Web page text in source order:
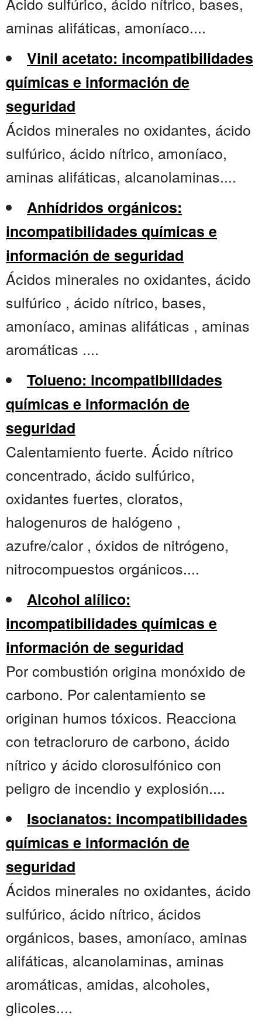
aminas alifáticas, amoníaco....
Vinil acetato: incompatibilidades
químicas e información de
seguridad
Ácidos minerales no oxidantes, ácido
sulfúrico, ácido nítrico, amoníaco,
aminas alifáticas, alcanolaminas....
Anhídridos orgánicos:
incompatibilidades químicas e
información de seguridad
Ácidos minerales no oxidantes, ácido
sulfúrico , ácido nítrico, bases,
amoníaco, aminas alifáticas , aminas
aromáticas ....
Tolueno: incompatibilidades
químicas e información de
seguridad
Calentamiento fuerte. Ácido nítrico
concentrado, ácido sulfúrico,
oxidantes fuertes, cloratos,
halogenuros de halógeno ,
azufre/calor , óxidos de nitrógeno,
nitrocompuestos orgánicos....
Alcohol alílico:
incompatibilidades químicas e
información de seguridad
Por combustión origina monóxido de
carbono. Por calentamiento se
originan humos tóxicos. Reacciona
con tetracloruro de carbono, ácido
nítrico y ácido clorosulfónico con
peligro de incendio y explosión....
Isocianatos: incompatibilidades
químicas e información de
seguridad
Ácidos minerales no oxidantes, ácido
sulfúrico, ácido nítrico, ácidos
orgánicos, bases, amoníaco, aminas
alifáticas, alcanolaminas, aminas
aromáticas, amidas, alcoholes,
glicoles....